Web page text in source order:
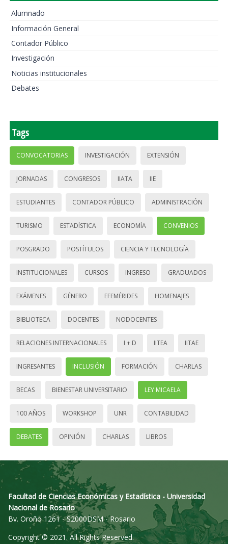
Alumnado
Información General
Contador Público
Investigación
Noticias institucionales
Debates
Tags
CONVOCATORIAS INVESTIGACIÓN EXTENSIÓN
JORNADAS CONGRESOS IIATA IIE
ESTUDIANTES CONTADOR PÚBLICO ADMINISTRACIÓN
TURISMO ESTADÍSTICA ECONOMÍA CONVENIOS
POSGRADO POSTÍTULOS CIENCIA Y TECNOLOGÍA
INSTITUCIONALES CURSOS INGRESO GRADUADOS
EXÁMENES GÉNERO EFEMÉRIDES HOMENAJES
BIBLIOTECA DOCENTES NODOCENTES
RELACIONES INTERNACIONALES I + D IITEA IITAE
INGRESANTES INCLUSIÓN FORMACIÓN CHARLAS
BECAS BIENESTAR UNIVERSITARIO LEY MICAELA
100 AÑOS WORKSHOP UNR CONTABILIDAD
DEBATES OPINIÓN CHARLAS LIBROS
Facultad de Ciencias Económicas y Estadística - Universidad
Nacional de Rosario
Bv. Oroño 1261 - S2000DSM - Rosario
Copyright © 2021. All Rights Reserved.